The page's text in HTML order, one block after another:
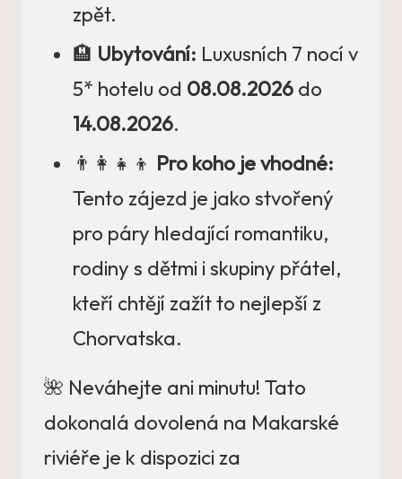
zpět.
🏨 Ubytování: Luxusních 7 nocí v
5* hotelu od 08.08.2026 do
14.08.2026.
👨‍👩‍👧‍👦 Pro koho je vhodné:
Tento zájezd je jako stvořený
pro páry hledající romantiku,
rodiny s dětmi i skupiny přátel,
kteří chtějí zažít to nejlepší z
Chorvatska.
🌺 Neváhejte ani minutu! Tato
dokonalá dovolená na Makarské
riviéře je k dispozici za